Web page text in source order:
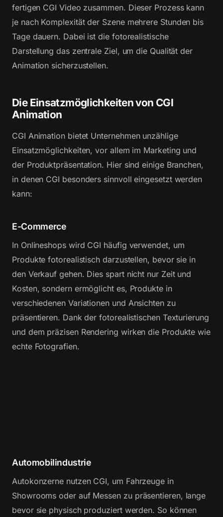
fertigen CGI Video zusammen. Dieser Prozess kann
je nach Komplexität der Szene mehrere Stunden bis
Tage dauern. Dabei ist die fotorealistische
Darstellung das zentrale Ziel, um die Qualität der
Animation sicherzustellen.
Die Einsatzmöglichkeiten von CGI
Animation
CGI Animation bietet Unternehmen unzählige
Einsatzmöglichkeiten, vor allem im Marketing und
der Produktpräsentation. Hier sind einige Branchen,
in denen CGI besonders sinnvoll eingesetzt werden
kann:
E-Commerce
In Onlineshops wird CGI häufig verwendet, um
Produkte fotorealistisch darzustellen, bevor sie in
den Verkauf gehen. Dies spart nicht nur Zeit und
Kosten, sondern ermöglicht es, Produkte in
verschiedenen Variationen und Ansichten zu
präsentieren. Dank der fotorealistischen Texturierung
und dem präzisen Rendering wirken die Produkte wie
echte Fotografien.
Automobilindustrie
Autokonzerne nutzen CGI, um Fahrzeuge in
Showrooms oder auf Messen zu präsentieren, lange
bevor sie physisch produziert werden. So können